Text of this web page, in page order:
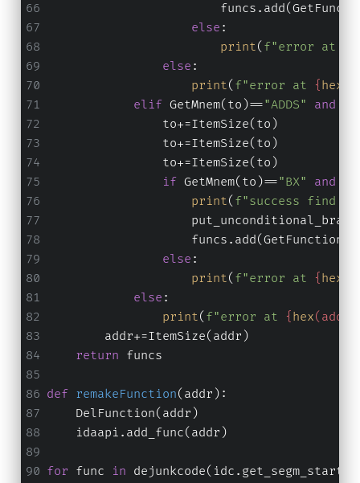
else :
print( f"error at
else :
print( f"error at { hex
elif GetMnem(to)=="ADDS" and
                to+=ItemSize(to)
                to+=ItemSize(to)
                to+=ItemSize(to)
if GetMnem(to)=="BX" and
print( f"success find
else :
print( f"error at { hex
else :
print( f"error at { hex
        addr+=ItemSize(addr)
return funcs
def remakeFunction( addr ):
    DelFunction(addr)
    idaapi.add_func(addr)
for func in